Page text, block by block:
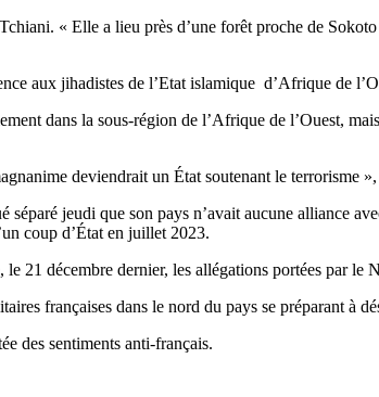
« Elle a lieu près d’une forêt proche de
aux jihadistes de l’Etat islamique d’Afrique de
dans la sous-région de l’Afrique de l’Ouest,
deviendrait un État soutenant le terrorisme
jeudi que son pays n’avait aucune alliance
coup d’État en juillet 2023.
21 décembre dernier, les allégations portées par le
françaises dans le nord du pays se préparant à
des sentiments anti-français.